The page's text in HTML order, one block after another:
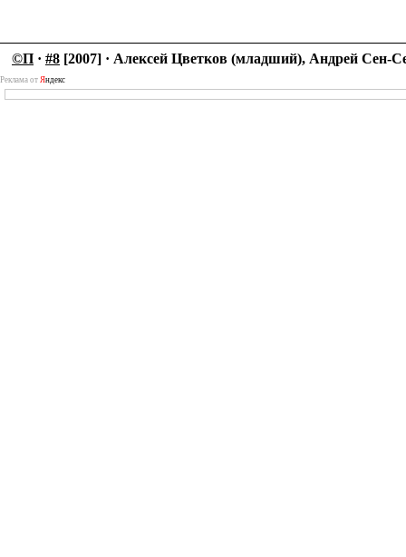
©П · #8 [2007] · Алексей Цветков (младший), Андрей Сен-
Реклама от Яндекс